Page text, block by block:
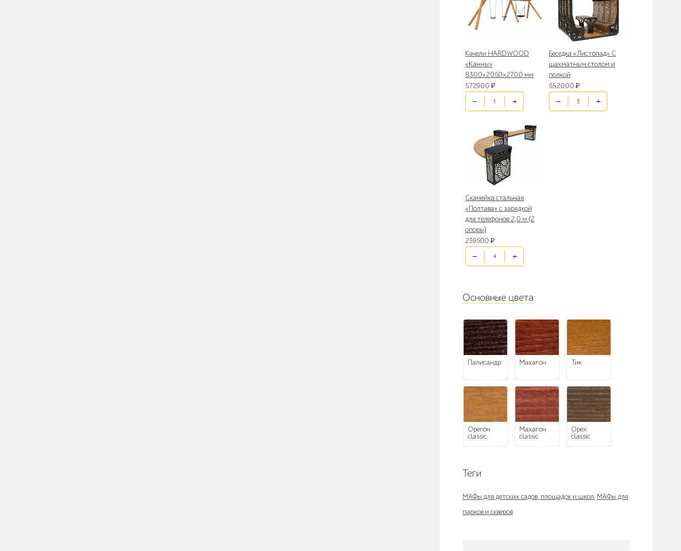
Качели HARDWOOD
«Канны»
8300х2060х2700 мм
572900 ₽
Беседка «Листопад» С
шахматным столом и
полкой
652000 ₽
Скамейка стальная
«Полтава» с зарядкой
для телефонов 2,0 м (2
опоры)
239600 ₽
Основные цвета
палисандр махагон тик
орегон
classic
махагон
classic
орех
classic
Теги
МАФы для детских садов, площадок и школ, МАФы для
парков и скверов